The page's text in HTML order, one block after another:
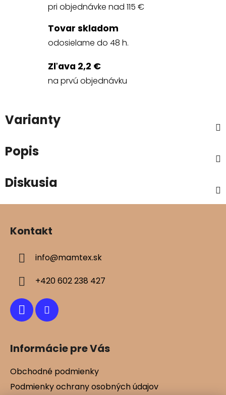
pri objednávke nad 115 €
Tovar skladom
odosielame do 48 h.
Zľava 2,2 €
na prvú objednávku
Varianty
Popis
Diskusia
Kontakt
info@mamtex.sk
+420 602 238 427
Informácie pre Vás
Obchodné podmienky
Podmienky ochrany osobných údajov